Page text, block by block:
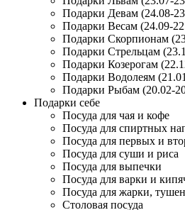
Подарки Девам (24.08-
Подарки Весам (24.09-
Подарки Скорпионам
Подарки Стрельцам
Подарки Козерогам
Подарки Водолеям
Подарки Рыбам (20.02-
Подарки себе
Посуда для чая и кофе
Посуда для спиртных
Посуда для первых и
Посуда для суши и риса
Посуда для выпечки
Посуда для варки и
Посуда для жарки,
Столовая посуда